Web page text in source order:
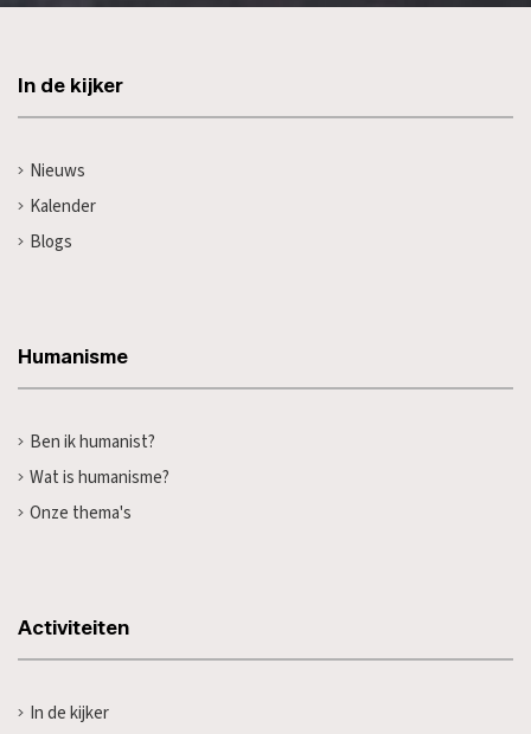
In de kijker
Nieuws
Kalender
Blogs
Humanisme
Ben ik humanist?
Wat is humanisme?
Onze thema's
Activiteiten
In de kijker